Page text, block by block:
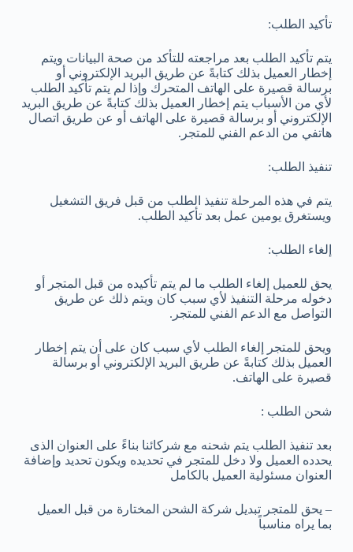
تأكيد الطلب:
يتم تأكيد الطلب بعد مراجعته للتأكد من صحة البيانات ويتم
إخطار العميل بذلك كتابةً عن طريق البريد الإلكتروني أو
برسالة قصيرة على الهاتف المتحرك وإذا لم يتم تأكيد الطلب
لأي من الأسباب يتم إخطار العميل بذلك كتابةً عن طريق البريد
الإلكتروني أو برسالة قصيرة على الهاتف أو عن طريق اتصال
هاتفي من الدعم الفني للمتجر.
تنفيذ الطلب:
يتم في هذه المرحلة تنفيذ الطلب من قبل فريق التشغيل
ويستغرق يومين عمل بعد تأكيد الطلب.
إلغاء الطلب:
يحق للعميل إلغاء الطلب ما لم يتم تأكيده من قبل المتجر أو
دخوله مرحلة التنفيذ لأي سبب كان ويتم ذلك عن طريق
التواصل مع الدعم الفني للمتجر.
ويحق للمتجر إلغاء الطلب لأي سبب كان على أن يتم إخطار
العميل بذلك كتابةً عن طريق البريد الإلكتروني أو برسالة
قصيرة على الهاتف.
شحن الطلب :
بعد تنفيذ الطلب يتم شحنه مع شركائنا بناءً على العنوان الذى
يحدده العميل ولا دخل للمتجر في تحديده ويكون تحديد وإضافة
العنوان مسئولية العميل بالكامل
– يحق للمتجر تبديل شركة الشحن المختارة من قبل العميل
بما يراه مناسباً